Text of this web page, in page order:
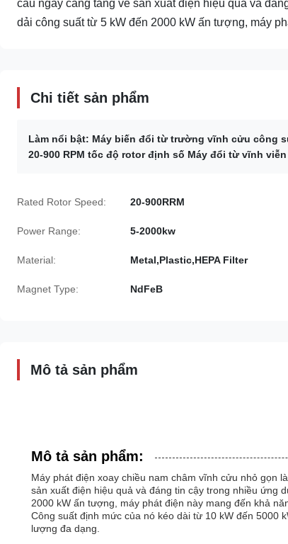
cầu ngày càng tăng về sản xuất điện hiệu quả và
dải công suất từ 5 kW đến 2000 kW ấn tượng, máy
Chi tiết sản phẩm
Làm nổi bật: Máy biến đổi từ trường vĩnh cửu công
20-900 RPM tốc độ rotor định số Máy đổi từ vĩnh
Rated Rotor Speed: 20-900RRM
Power Range: 5-2000kw
Material: Metal,Plastic,HEPA Filter
Magnet Type: NdFeB
Mô tả sản phẩm
Mô tả sản phẩm:
Máy phát điện xoay chiều nam châm vĩnh cửu nhỏ gọn
sản xuất điện hiệu quả và đáng tin cậy trong nhiều ứng
2000 kW ấn tượng, máy phát điện này mang đến khả
Công suất định mức của nó kéo dài từ 10 kW đến 5000
lượng đa dạng.